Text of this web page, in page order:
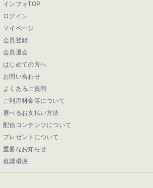
インフォTOP
ログイン
マイページ
会員登録
会員退会
はじめての方へ
お問い合わせ
よくあるご質問
ご利用料金等について
選べるお支払い方法
配信コンテンツについて
プレゼントについて
重要なお知らせ
推奨環境